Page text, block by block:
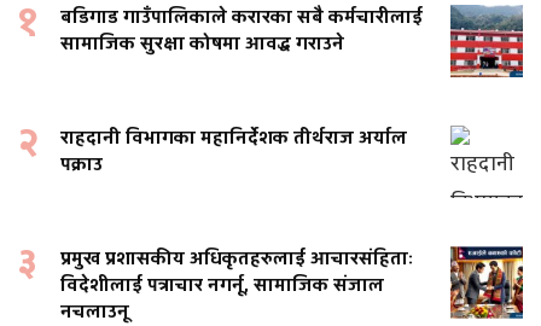
१
बडिगाड गाउँपालिकाले करारका सबै कर्मचारीलाई
सामाजिक सुरक्षा कोषमा आवद्ध गराउने
२
राहदानी विभागका महानिर्देशक तीर्थराज अर्याल
पक्राउ
३
प्रमुख प्रशासकीय अधिकृतहरुलाई आचारसंहिताः
विदेशीलाई पत्राचार नगर्नू, सामाजिक संजाल
नचलाउनू